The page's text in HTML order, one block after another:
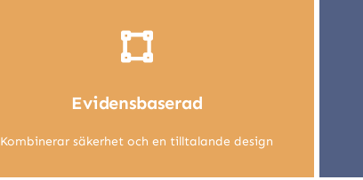
Evidensbaserad
Kombinerar säkerhet och en tilltalande design